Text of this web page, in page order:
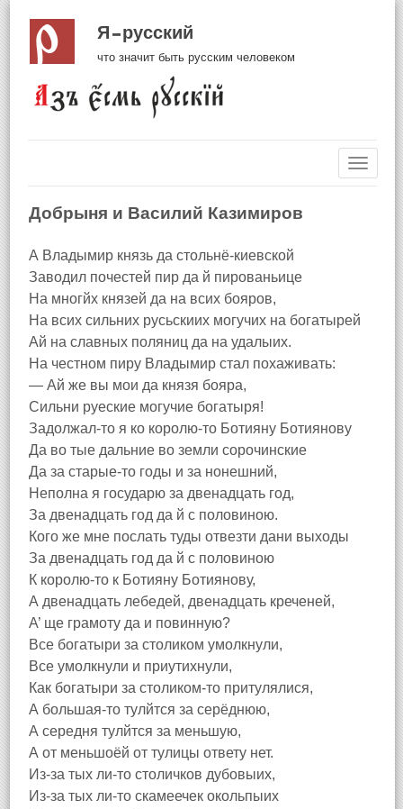
Я русский
что значит быть русским человеком
Добрыня и Василий Казимиров
А Владымир князь да стольнё-киевской
Заводил почестей пир да й пированьице
На многйх князей да на всих бояров,
На всих сильних русьскиих могучих на богатырей
Ай на славных поляниц да на удалыих.
На честном пиру Владымир стал похаживать:
— Ай же вы мои да князя бояра,
Сильни руеские могучие богатыря!
Задолжал-то я ко королю-то Ботияну Ботиянову
Да во тые дальние во земли сорочинские
Да за старые-то годы и за нонешний,
Неполна я государю за двенадцать год,
За двенадцать год да й с половиною.
Кого же мне послать туды отвезти дани выходы
За двенадцать год да й с половиною
К королю-то к Ботияну Ботиянову,
А двенадцать лебедей, двенадцать креченей,
А’ ще грамоту да и повинную?
Все богатыри за столиком умолкнули,
Все умолкнули и приутихнули,
Как богатыри за столиком-то притулялися,
А большая-то тулйтся за серёднюю,
А середня тулйтся за меньшую,
А от меньшоёй от тулицы ответу нет.
Из-за тых ли-то столичков дубовыих,
Из-за тых ли-то скамеечек окольпыих